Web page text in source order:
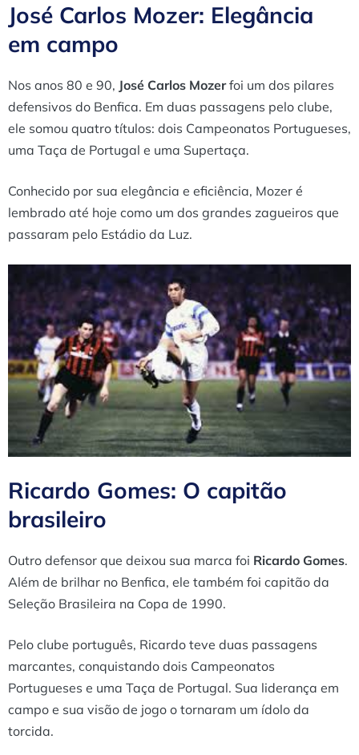
José Carlos Mozer: Elegância
em campo
Nos anos 80 e 90, José Carlos Mozerfoi um dos pilares
defensivos do Benfica. Em duas passagens pelo clube,
ele somou quatro títulos: dois Campeonatos Portugueses,
uma Taça de Portugal e uma Supertaça.
Conhecido por sua elegância e eficiência, Mozer é
lembrado até hoje como um dos grandes zagueiros que
passaram pelo Estádio da Luz.
Ricardo Gomes: O capitão
brasileiro
Outro defensor que deixou sua marca foi Ricardo Gomes.
Além de brilhar no Benfica, ele também foi capitão da
Seleção Brasileira na Copa de 1990.
Pelo clube português, Ricardo teve duas passagens
marcantes, conquistando dois Campeonatos
Portugueses e uma Taça de Portugal. Sua liderança em
campo e sua visão de jogo o tornaram um ídolo da
torcida.